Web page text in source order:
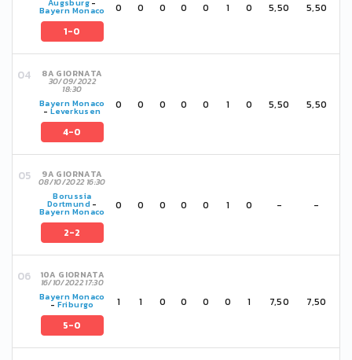
Augsburg-
Bayern Monaco
1-0
0 0 0 0 0 1 0 5,50 5,50
8A GIORNATA
30/09/2022
18:30
Bayern Monaco
- Leverkusen
4-0
0 0 0 0 0 1 0 5,50 5,50
9A GIORNATA
08/10/2022 16:30
Borussia
Dortmund-
Bayern Monaco
2-2
0 0 0 0 0 1 0 - -
10A GIORNATA
16/10/2022 17:30
Bayern Monaco
- Friburgo
5-0
1 1 0 0 0 0 1 7,50 7,50